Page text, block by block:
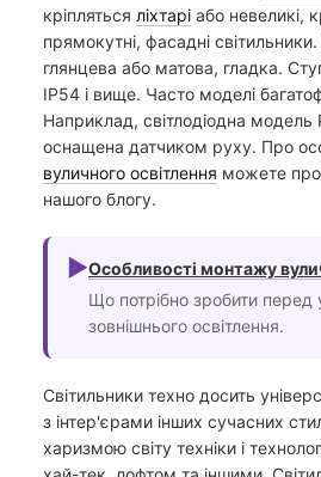
кріпляться ліхтарі або невеликі,
прямокутні, фасадні
глянцева або матова, гладка.
IP54 і вище. Часто моделі
Наприклад, світлодіодна модель
оснащена датчиком руху. Про
вуличного освітлення можете
нашого блогу.
►Особливості монтажу
Що потрібно зробити перед
зовнішнього освітлення.
Світильники техно досить
з інтер'єрами інших сучасних
харизмою світу техніки і